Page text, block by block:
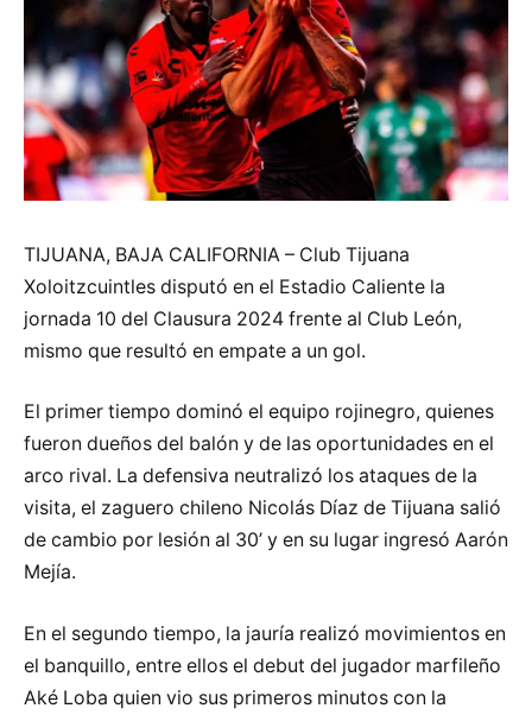
TIJUANA, BAJA CALIFORNIA – Club Tijuana
Xoloitzcuintles disputó en el Estadio Caliente la
jornada 10 del Clausura 2024 frente al Club León,
mismo que resultó en empate a un gol.
El primer tiempo dominó el equipo rojinegro, quienes
fueron dueños del balón y de las oportunidades en el
arco rival. La defensiva neutralizó los ataques de la
visita, el zaguero chileno Nicolás Díaz de Tijuana salió
de cambio por lesión al 30’ y en su lugar ingresó Aarón
Mejía.
En el segundo tiempo, la jauría realizó movimientos en
el banquillo, entre ellos el debut del jugador marfileño
Aké Loba quien vio sus primeros minutos con la